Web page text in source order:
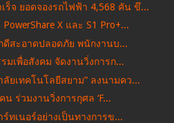
ร็จ ยอดจองรถไฟฟ้า 4,568 คัน ขึ...
X และ S1 Pro+...
ดีสะอาดปลอดภัย พนักงานบ...
มเพื่อสังคม จัดงานวิ่งการก...
ลัยเทคโนโลยีสยาม” ลงนามคว...
ร่วมงานวิ่งการกุศล ‘F...
ทเนอร์อย่างเป็นทางการข...